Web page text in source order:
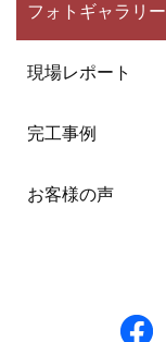
フォトギャラリー
現場レポート
完工事例
お客様の声